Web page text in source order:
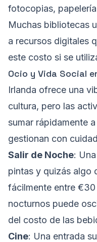
fotocopias,
Muchas bibliotecas
a recursos digitales
este costo si se
Ocio y Vida Social
Irlanda ofrece una
cultura, pero las
sumar rápidamente
gestionan con
Salir de Noche:
pintas y quizás algo
fácilmente entre
nocturnos puede
del costo de las
Cine: Una entrada